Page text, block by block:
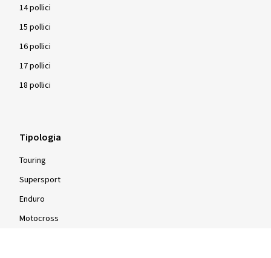
14 pollici
15 pollici
16 pollici
17 pollici
18 pollici
Tipologia
Touring
Supersport
Enduro
Motocross